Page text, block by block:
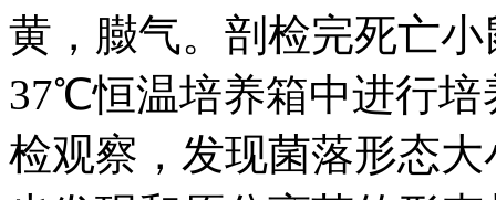
黄，臌气。剖检完死亡
37℃恒温培养箱中进行培
检观察，发现菌落形态